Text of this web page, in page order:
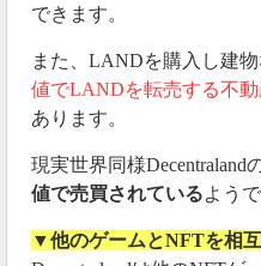
できます。
また、LANDを購入し建
値でLANDを転売する不
あります。
現実世界同様Decentraland
値で売買されているようで
▼他のゲームとNFTを相